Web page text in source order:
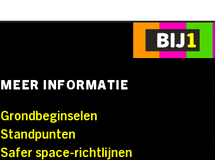
MEER INFORMATIE
Grondbeginselen
Standpunten
Safer space-richtlijnen